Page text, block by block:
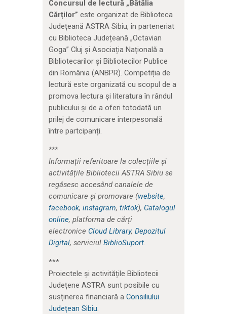
Concursul de lectură „Bătălia
Cărților” este organizat de Biblioteca
Județeană ASTRA Sibiu, în parteneriat
cu Biblioteca Județeană „Octavian
Goga” Cluj și Asociația Națională a
Bibliotecarilor şi Bibliotecilor Publice
din România (ANBPR). Competiția de
lectură este organizată cu scopul de a
promova lectura și literatura în rândul
publicului și de a oferi totodată un
prilej de comunicare interpesonală
între partcipanți.
***
Informații referitoare la colecțiile și
activitățile Bibliotecii ASTRA Sibiu se
regăsesc accesând canalele de
comunicare și promovare (website,
facebook, instagram, tiktok), Catalogul
online, platforma de cărți
electronice Cloud Library, Depozitul
Digital, serviciul BiblioSuport.
***
Proiectele și activitățile Bibliotecii
Județene ASTRA sunt posibile cu
susținerea financiară a Consiliului
Județean Sibiu.